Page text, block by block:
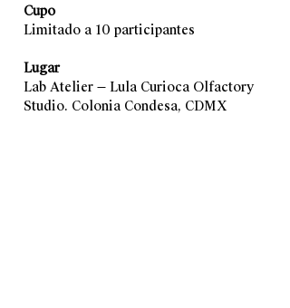
Cupo
Limitado a 10 participantes
Lugar
Lab Atelier — Lula Curioca Olfactory
Studio. Colonia Condesa, CDMX